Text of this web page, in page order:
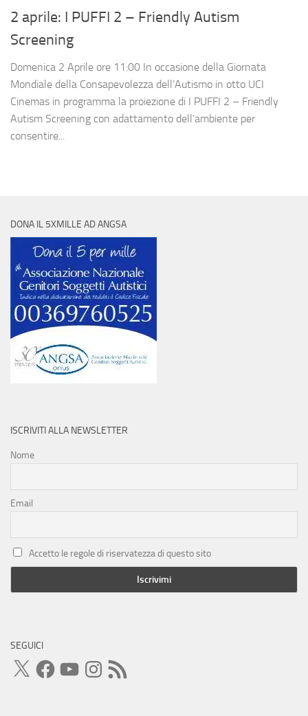
2 aprile: I PUFFI 2 – Friendly Autism
Screening
Domenica 2 Aprile ore 11:00 In occasione della Giornata
Mondiale della Consapevolezza dell’Autismo in otto UCI
Cinemas in programma la proiezione di I PUFFI 2 – Friendly
Autism Screening con adattamento dell’ambiente per
consentire...
DONA IL 5XMILLE AD ANGSA
ISCRIVITI ALLA NEWSLETTER
Nome
Email
Accetto le regole di riservatezza di questo sito
SEGUICI
X FacebookYouTubeInstagram
Feed
RSS